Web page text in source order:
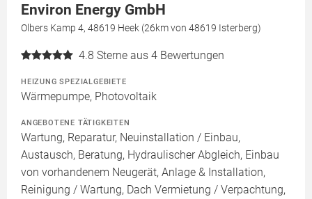
Environ Energy GmbH
Olbers Kamp 4, 48619 Heek (26km von 48619 Isterberg)
4.8 Sterne aus 4 Bewertungen
HEIZUNG SPEZIALGEBIETE
Wärmepumpe, Photovoltaik
ANGEBOTENE TÄTIGKEITEN
Wartung, Reparatur, Neuinstallation / Einbau,
Austausch, Beratung, Hydraulischer Abgleich, Einbau
von vorhandenem Neugerät, Anlage & Installation,
Reinigung / Wartung, Dach Vermietung / Verpachtung,